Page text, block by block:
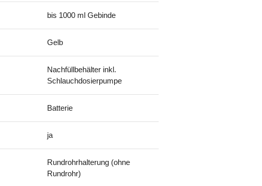
bis 1000 ml Gebinde
Gelb
Nachfüllbehälter inkl.
Schlauchdosierpumpe
Batterie
ja
Rundrohrhalterung (ohne
Rundrohr)